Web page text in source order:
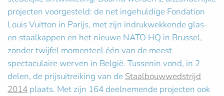
projecten voorgesteld: de net ingehuldige Fondation
Louis Vuitton in Parijs, met zijn indrukwekkende glas-
en staalkappen en het nieuwe NATO HQ in Brussel,
zonder twijfel momenteel één van de meest
spectaculaire werven in België. Tussenin vond, in 2
delen, de prijsuitreiking van de Staalbouwwedstrijd
2014 plaats. Met zijn 164 deelnemende projecten ook